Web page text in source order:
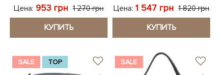
Цена: 953 грн 1 270 грн
КУПИТЬ
Цена: 1 547 грн 1 820 грн
КУПИТЬ
SALE TOP SALE